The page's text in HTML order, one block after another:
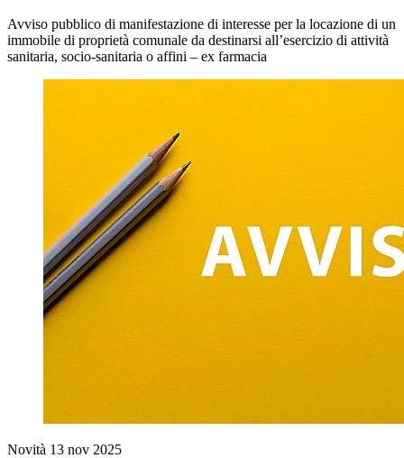
Avviso pubblico di manifestazione di interesse per la locazione di un
immobile di proprietà comunale da destinarsi all’esercizio di attività
sanitaria, socio-sanitaria o affini – ex farmacia
Novità 13 nov 2025